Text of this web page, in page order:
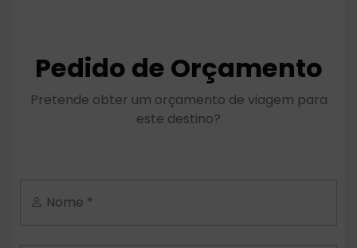
Pedido de Orçamento
Pretende obter um orçamento de viagem para
este destino?
Nome *